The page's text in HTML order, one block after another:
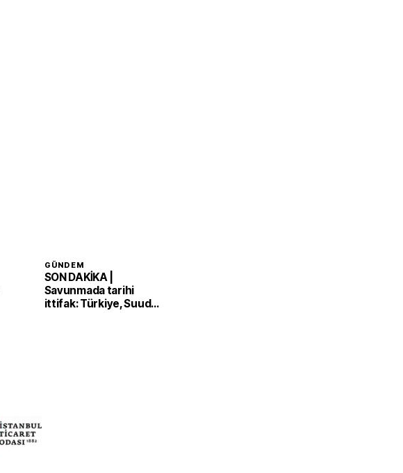
GÜNDEM
SON DAKİKA |
Savunmada tarihi
ittifak: Türkiye, Suudi